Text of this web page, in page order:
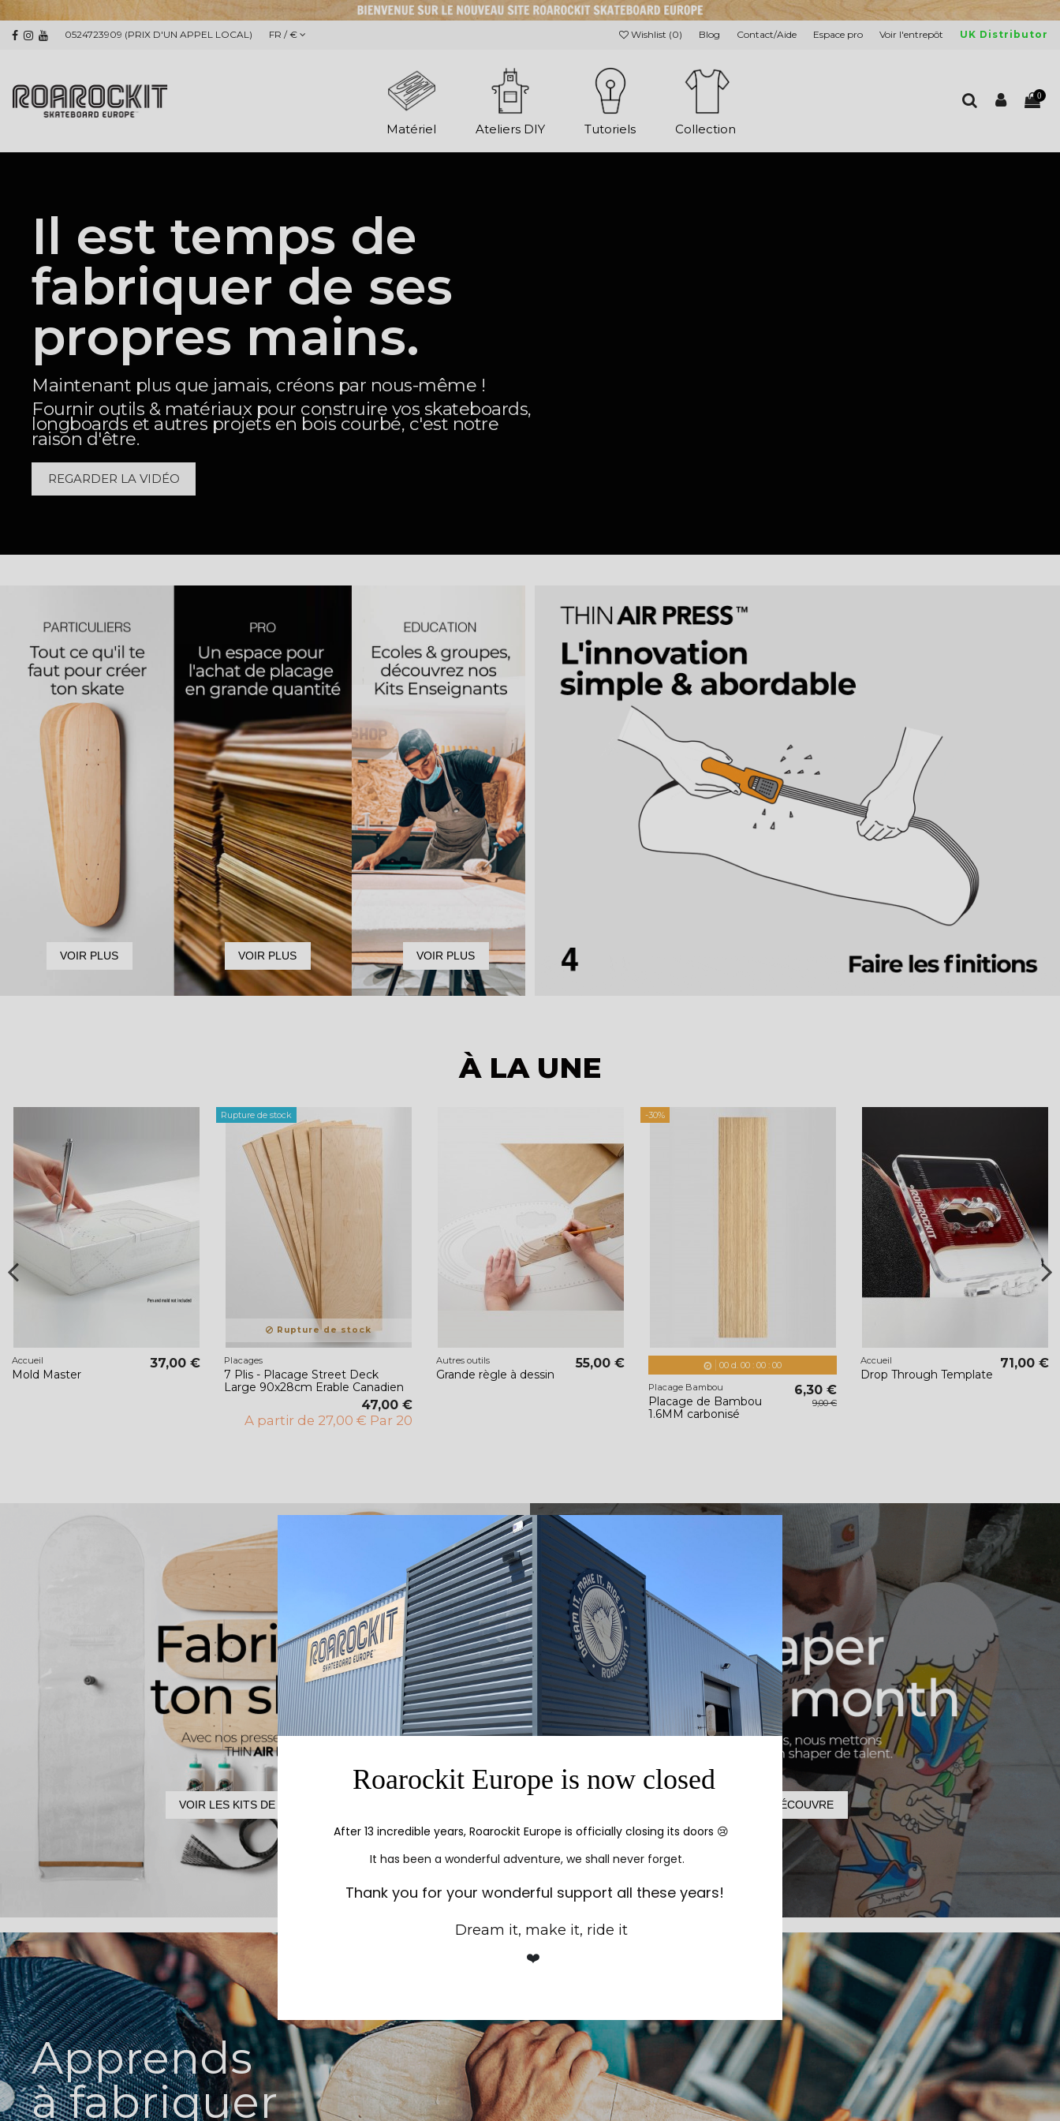
0524723909 (PRIX D'UN APPEL LOCAL) FR / € Wishlist (0) Blog Contact/Aide Espace pro Voir l'entrepôt UK Distributor
Matériel Ateliers DIY Tutoriels Collection
0
Il est temps de
fabriquer de ses
propres mains.
Maintenant plus que jamais, créons par nous-même !
Fournir outils & matériaux pour construire vos skateboards,
longboards et autres projets en bois courbé, c'est notre
raison d'être.
REGARDER LA VIDÉO
VOIR PLUS VOIR PLUS VOIR PLUS
À LA UNE
Accueil
Mold Master
37,00 €
Rupture de stock
Rupture de stock
Placages
7 Plis - Placage Street Deck
Large 90x28cm Erable Canadien
47,00 €
A partir de 27,00 € Par 20
Autres outils
Grande règle à dessin
55,00 €
-30%
00 d. 00 :00 :00
Placage Bambou
Placage de Bambou
1.6MM carbonisé
6,30 €
9,00 €
Accueil
Drop Through Template
71,00 €
VOIR LES KITS DE FABRICATION JE DÉCOUVRE
Apprends
à fabriquer
Roarockit Europe is now closed
After 13 incredible years, Roarockit Europe is officially closing its doors 😢
Thank you for your wonderful support all these years!
❤️
It has been a wonderful adventure, we shall never forget.
Dream it, make it, ride it